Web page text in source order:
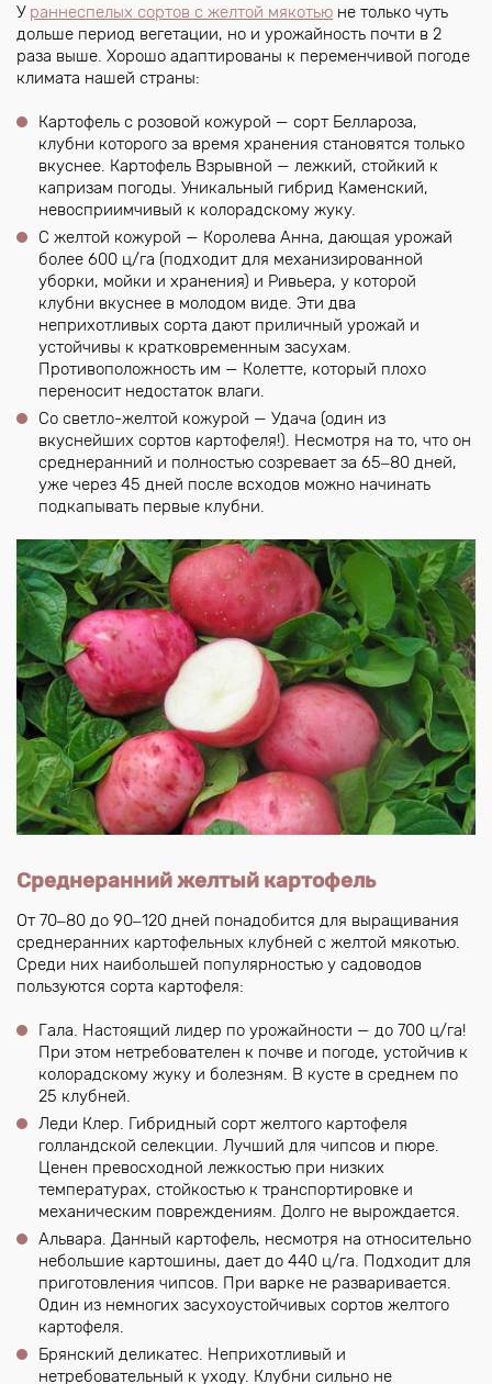
У раннеспелых сортов с желтой мякотью не только чуть
дольше период вегетации, но и урожайность почти в 2
раза выше. Хорошо адаптированы к переменчивой погоде
климата нашей страны:
Картофель с розовой кожурой — сорт Беллароза,
клубни которого за время хранения становятся только
вкуснее. Картофель Взрывной — лежкий, стойкий к
капризам погоды. Уникальный гибрид Каменский,
невосприимчивый к колорадскому жуку.
С желтой кожурой — Королева Анна, дающая урожай
более 600 ц/га (подходит для механизированной
уборки, мойки и хранения) и Ривьера, у которой
клубни вкуснее в молодом виде. Эти два
неприхотливых сорта дают приличный урожай и
устойчивы к кратковременным засухам.
Противоположность им — Колетте, который плохо
переносит недостаток влаги.
Со светло-желтой кожурой — Удача (один из
вкуснейших сортов картофеля!). Несмотря на то, что он
среднеранний и полностью созревает за 65‒80 дней,
уже через 45 дней после всходов можно начинать
подкапывать первые клубни.
Среднеранний желтый картофель
От 70‒80 до 90‒120 дней понадобится для выращивания
среднеранних картофельных клубней с желтой мякотью.
Среди них наибольшей популярностью у садоводов
пользуются сорта картофеля:
Гала. Настоящий лидер по урожайности — до 700 ц/га!
При этом нетребователен к почве и погоде, устойчив к
колорадскому жуку и болезням. В кусте в среднем по
25 клубней.
Леди Клер. Гибридный сорт желтого картофеля
голландской селекции. Лучший для чипсов и пюре.
Ценен превосходной лежкостью при низких
температурах, стойкостью к транспортировке и
механическим повреждениям. Долго не вырождается.
Альвара. Данный картофель, несмотря на относительно
небольшие картошины, дает до 440 ц/га. Подходит для
приготовления чипсов. При варке не разваривается.
Один из немногих засухоустойчивых сортов желтого
картофеля.
Брянский деликатес. Неприхотливый и
нетребовательный к уходу. Клубни сильно не